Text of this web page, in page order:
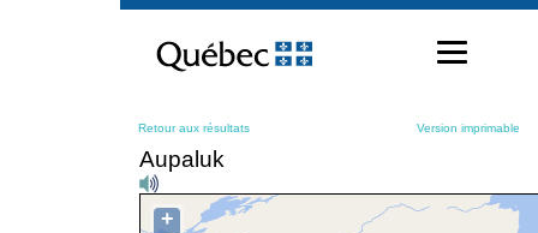
contenu
Retour aux résultats Version imprimable
Aupaluk
+